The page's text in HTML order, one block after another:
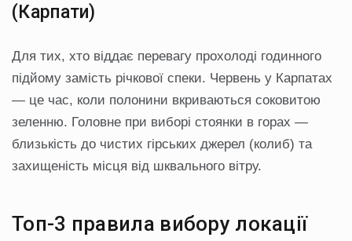
(Карпати)
Для тих, хто віддає перевагу прохолоді годинного
підйому замість річкової спеки. Червень у Карпатах
— це час, коли полонини вкриваються соковитою
зеленню. Головне при виборі стоянки в горах —
близькість до чистих гірських джерел (колиб) та
захищеність місця від шквального вітру.
Топ-3 правила вибору локації